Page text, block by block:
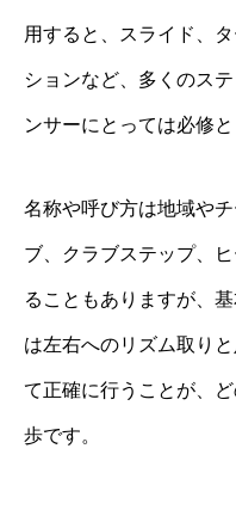
用すると、スライド、
ションなど、多くのス
ンサーにとっては必修
名称や呼び方は地域や
ブ、クラブステップ、
ることもありますが、
は左右へのリズム取り
て正確に行うことが、
歩です。